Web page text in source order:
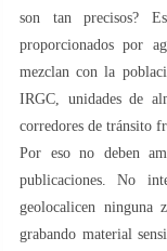
son tan precisos?
proporcionados por
mezclan con la
IRGC, unidades de
corredores de tránsito
Por eso no deben
publicaciones. No
geolocalicen
grabando material